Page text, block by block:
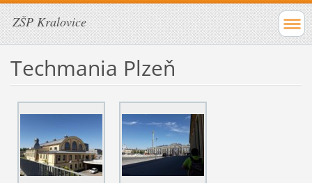
ZŠP Kralovice
Techmania Plzeň